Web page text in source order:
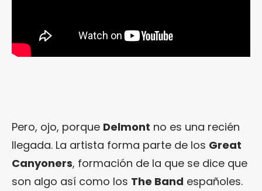
Pero, ojo, porque Delmont no es una recién
llegada. La artista forma parte de los Great
Canyoners, formación de la que se dice que
son algo así como los The Band españoles.